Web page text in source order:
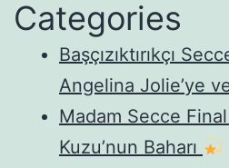
Categories
Başçızıktırıkçı
Angelina Jolie’ye
Madam Secce
Kuzu’nun Baharı